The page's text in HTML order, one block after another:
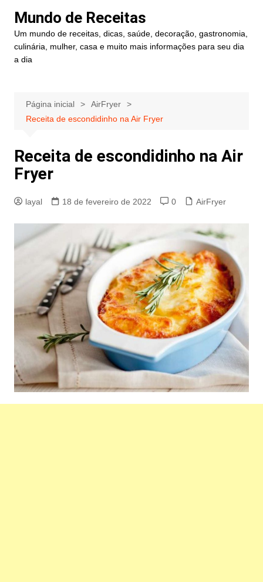
para
conteúdo
Mundo de Receitas
Um mundo de receitas, dicas, saúde, decoração, gastronomia,
culinária, mulher, casa e muito mais informações para seu dia
a dia
Página inicial
AirFryer
Receita de escondidinho na Air Fryer
Receita de escondidinho na Air
Fryer
layal 18 de fevereiro de 2022 0 AirFryer